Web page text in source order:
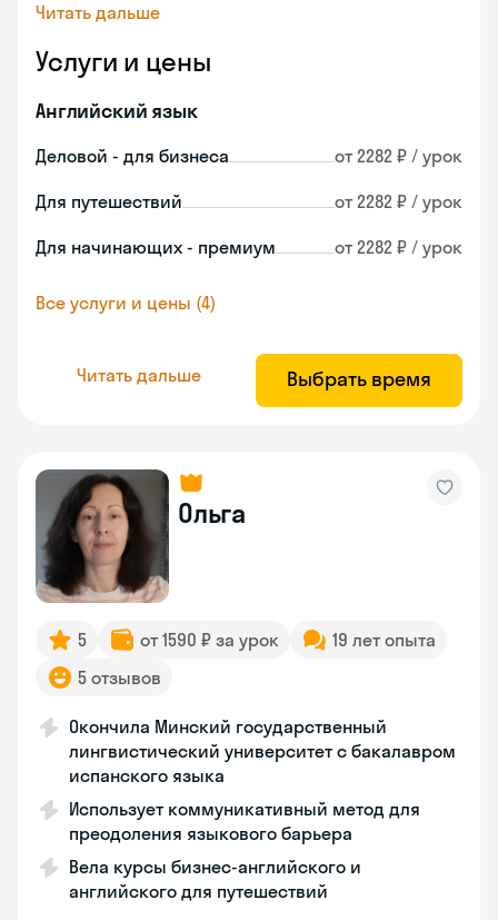
Читать дальше
Услуги и цены
Английский язык
Деловой - для бизнеса от 2282 ₽ / урок
Для путешествий от 2282 ₽ / урок
Для начинающих - премиум от 2282 ₽ / урок
Все услуги и цены (4)
Читать дальше Выбрать время
Ольга
5 от 1590 ₽ за урок
19 лет опыта
5 отзывов
Окончила Минский государственный
лингвистический университет с бакалавром
испанского языка
Использует коммуникативный метод для
преодоления языкового барьера
Вела курсы бизнес-английского и
английского для путешествий